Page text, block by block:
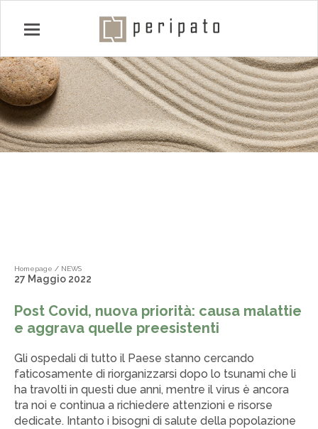
Homepage / NEWS
27 Maggio 2022
Post Covid, nuova priorità: causa malattie
e aggrava quelle preesistenti
Gli ospedali di tutto il Paese stanno cercando
faticosamente di riorganizzarsi dopo lo tsunami che li
ha travolti in questi due anni, mentre il virus è ancora
tra noi e continua a richiedere attenzioni e risorse
dedicate. Intanto i bisogni di salute della popolazione